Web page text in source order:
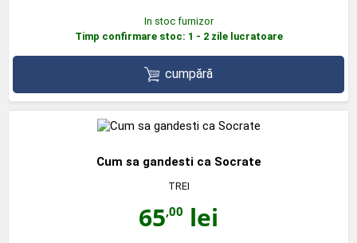
In stoc furnizor
Timp confirmare stoc: 1 - 2 zile lucratoare
cumpără
Cum sa gandesti ca Socrate
TREI
65,00 lei